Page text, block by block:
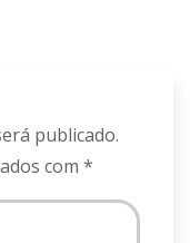
publicado.
com *